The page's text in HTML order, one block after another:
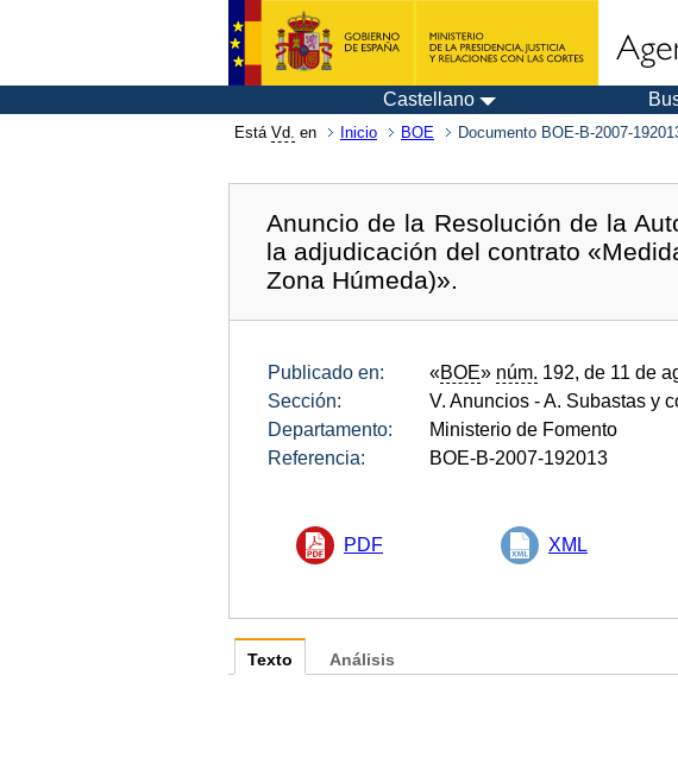
Castellano
Está Vd. en Inicio BOE Documento BOE-B-2007-
Anuncio de la Resolución de la
la adjudicación del contrato
Zona Húmeda)».
Publicado en: «BOE» núm. 192, de 11 de
Sección:
V. Anuncios - A. Subastas y
Departamento:
Ministerio de Fomento
Referencia:
BOE-B-2007-192013
PDF XML
Texto Análisis